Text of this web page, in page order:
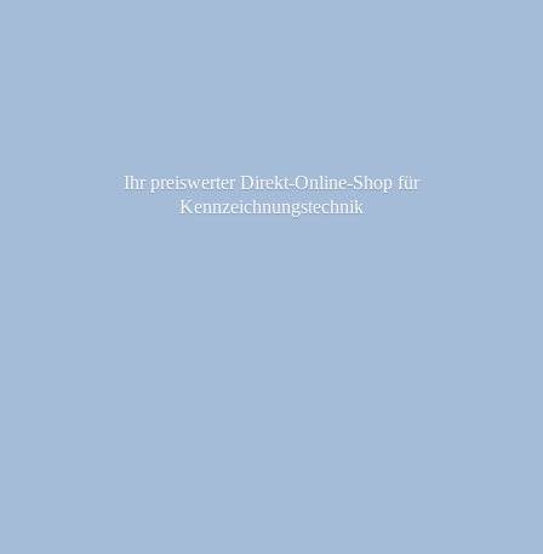
Ihr preiswerter Direkt-Online-Shop für
Kennzeichnungstechnik